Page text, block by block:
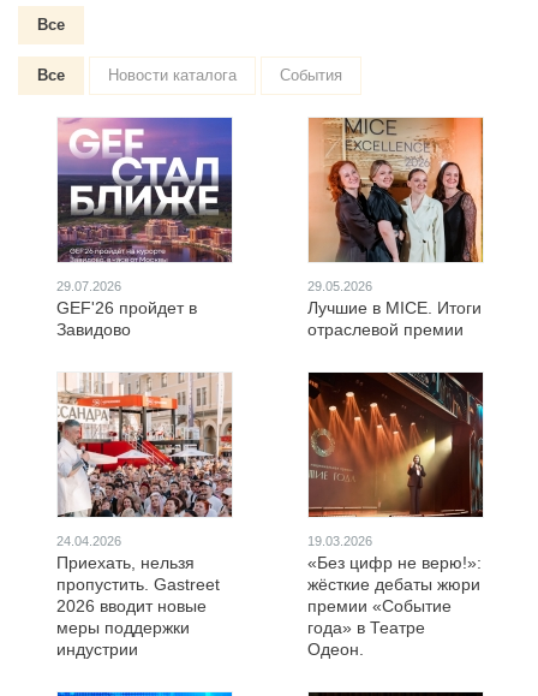
Все
Все Новости каталога События
29.07.2026
GEF'26 пройдет в
Завидово
29.05.2026
Лучшие в MICE. Итоги
отраслевой премии
24.04.2026
Приехать, нельзя
пропустить. Gastreet
2026 вводит новые
меры поддержки
индустрии
19.03.2026
«Без цифр не верю!»:
жёсткие дебаты жюри
премии «Событие
года» в Театре
Одеон.